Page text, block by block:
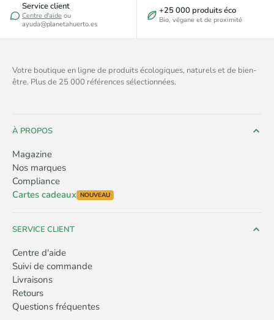
Service client
Centre d'aide ou
ayuda@planetahuerto.es
+25 000 produits éco
Bio, végane et de proximité
Votre boutique en ligne de produits écologiques, naturels et de bien-
être. Plus de 25 000 références sélectionnées.
À PROPOS
Magazine
Nos marques
Compliance
Cartes cadeaux NOUVEAU
SERVICE CLIENT
Centre d'aide
Suivi de commande
Livraisons
Retours
Questions fréquentes